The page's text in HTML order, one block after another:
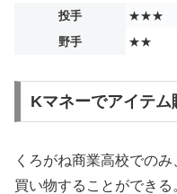
投手
★★★
野手
★★
Kマネーでアイテム
くろがね商業高校での
買い物することができ